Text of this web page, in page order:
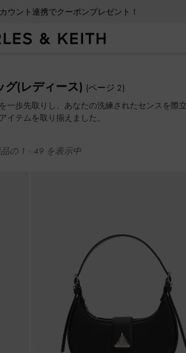
登録で10%OFFクーポンプレゼント！
ウント連携でクーポンプレゼント！
登録で10%OFFクーポンプレゼント！
グ(レディース) (ページ 2)
歩先取りし、あなたの洗練されたセンスを際
テムを取り揃えました。
の 1 - 49 を表示中